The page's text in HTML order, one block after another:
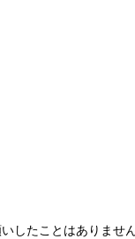
したことはありませ